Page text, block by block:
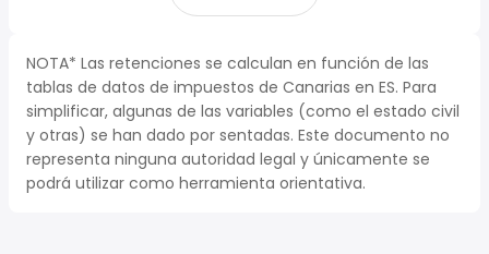
NOTA* Las retenciones se calculan en función de las
tablas de datos de impuestos de Canarias en ES. Para
simplificar, algunas de las variables (como el estado civil
y otras) se han dado por sentadas. Este documento no
representa ninguna autoridad legal y únicamente se
podrá utilizar como herramienta orientativa.